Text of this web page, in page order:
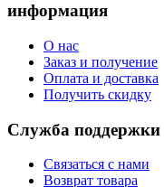
информация
О нас
Заказ и получение
Оплата и доставка
Получить скидку
Служба поддержки
Связаться с нами
Возврат товара